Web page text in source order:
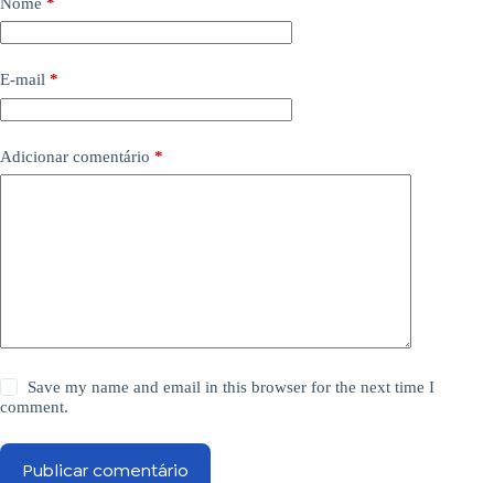
E-mail *
Adicionar comentário *
Save my name and email in this browser for the next time I
comment.
Publicar comentário